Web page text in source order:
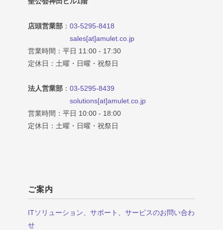
店頭営業部 ： 03-5295-8418
sales[at]amulet.co.jp
営業時間：平日 11:00 - 17:30
定休日：土曜・日曜・祝祭日
法人営業部 ： 03-5295-8439
solutions[at]amulet.co.jp
営業時間：平日 10:00 - 18:00
定休日：土曜・日曜・祝祭日
ご案内
ITソリューション、サポート、サービスのお問い合わ
せ